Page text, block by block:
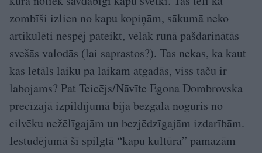
zombīši izlien no kapu kopiņām, sākumā neko
artikulēti nespēj pateikt, vēlāk runā pašdarinātās
svešās valodās (lai saprastos?). Tas nekas, ka kaut
kas letāls laiku pa laikam atgadās, viss taču ir
labojams? Pat Teicējs/Nāvīte Egona Dombrovska
precīzajā izpildījumā bija bezgala noguris no
cilvēku nežēlīgajām un bezjēdzīgajām izdarībām.
Iestudējumā šī spilgtā “kapu kultūra” pamazām